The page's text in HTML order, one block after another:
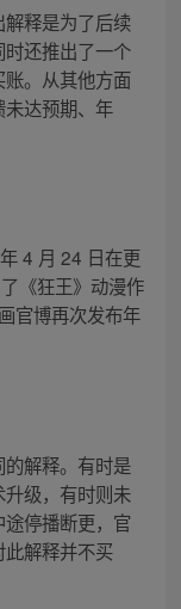
解释是为了后续
还推出了一个
。从其他方面
达预期、年
4 月 24 日在更
《狂王》动漫作
官博再次发布年
的解释。有时是
级，有时则未
停播断更，官
解释并不买